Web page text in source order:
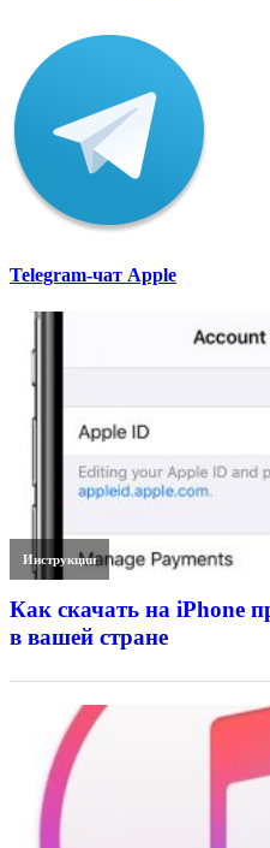
Telegram-чат Apple
Инструкции
Как скачать на iPhone
в вашей стране